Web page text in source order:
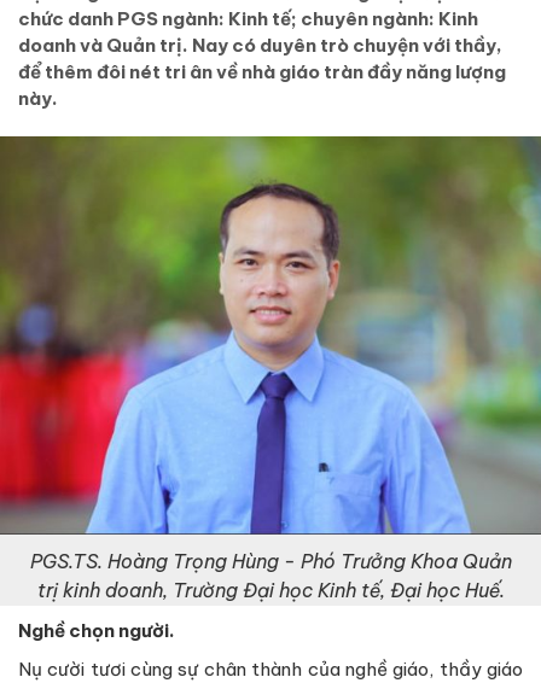
chức danh PGS ngành: Kinh tế; chuyên ngành: Kinh
doanh và Quản trị. Nay có duyên trò chuyện với thầy,
để thêm đôi nét tri ân về nhà giáo tràn đầy năng lượng
này.
PGS.TS. Hoàng Trọng Hùng - Phó Trưởng Khoa Quản
trị kinh doanh, Trường Đại học Kinh tế, Đại học Huế.
Nghề chọn người.
Nụ cười tươi cùng sự chân thành của nghề giáo, thầy giáo